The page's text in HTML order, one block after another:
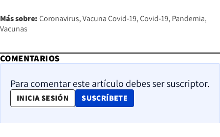
Más sobre: Coronavirus Vacuna Covid-19 Covid-19 Pandemia
Vacunas
COMENTARIOS
Para comentar este artículo debes ser suscriptor.
INICIA SESIÓN SUSCRÍBETE
OPENS IN NEW WINDOW